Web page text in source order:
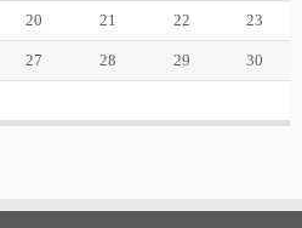
20 21 22 23
27 28 29 30